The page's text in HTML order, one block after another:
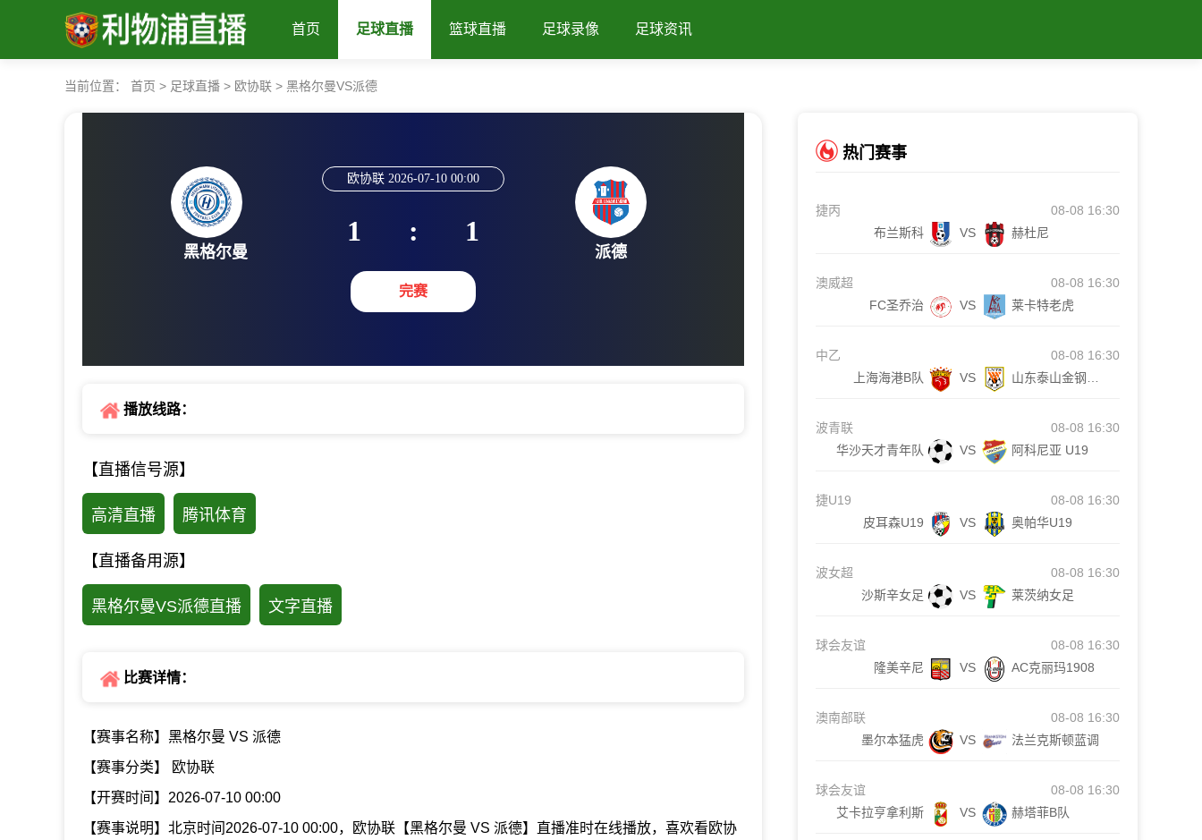
首页 足球直播 篮球直播 足球录像 足球资讯
当前位置： 首页 > 足球直播 > 欧协联 > 黑格尔曼VS派德
黑格尔曼
欧协联 2026-07-10 00:00
1 : 1
完赛
派德
播放线路：
【直播信号源】
高清直播 腾讯体育
【直播备用源】
黑格尔曼VS派德直播 文字直播
比赛详情：
【赛事名称】黑格尔曼 VS 派德
【赛事分类】 欧协联
【开赛时间】2026-07-10 00:00
【赛事说明】北京时间2026-07-10 00:00，欧协联【黑格尔曼 VS 派德】直播准时在线播放，喜欢看欧协
热门赛事
捷丙
08-08 16:30
布兰斯科
VS 赫杜尼
澳威超
08-08 16:30
FC圣乔治
VS 莱卡特老虎
中乙
08-08 16:30
上海海港B队
VS
波青联
08-08 16:30
华沙天才青年队
VS 阿科尼亚 U19
捷U19
08-08 16:30
皮耳森U19
VS 奥帕华U19
波女超
08-08 16:30
沙斯辛女足
VS 莱茨纳女足
球会友谊
08-08 16:30
隆美辛尼
VS AC克丽玛1908
澳南部联
08-08 16:30
墨尔本猛虎
VS 法兰克斯顿蓝调
球会友谊
08-08 16:30
艾卡拉亨拿利斯
VS 赫塔菲B队